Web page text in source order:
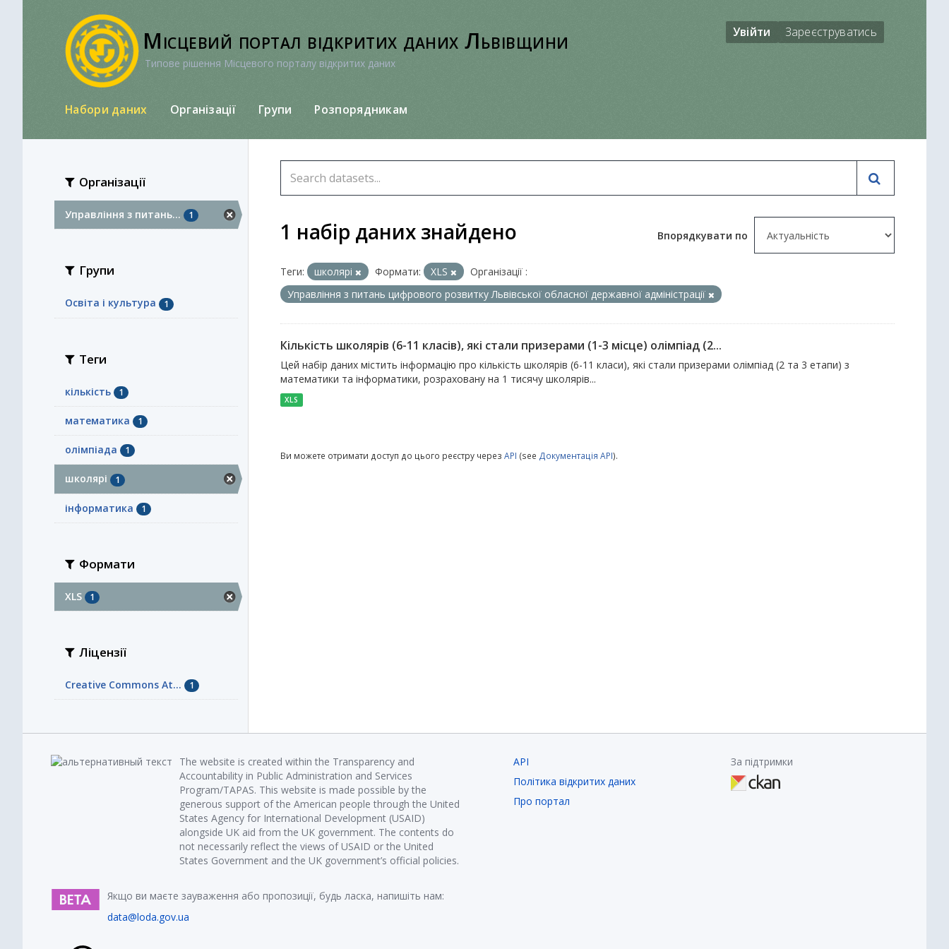
Місцевий портал відкритих даних Львівщини
Типове рішення Місцевого порталу відкритих даних
Увійти Зареєструватись
Набори даних Організації Групи Розпорядникам
Організації
Управління з питань... 1
Групи
Освіта і культура 1
Теги
кількість 1
математика 1
олімпіада 1
школярі 1
інформатика 1
Формати
XLS 1
Ліцензії
Creative Commons At... 1
Впорядкувати по
1 набір даних знайдено
Теги: школярі Формати: XLS
Організації :
Управління з питань цифрового розвитку Львівської обласної державної адміністрації
Кількість школярів (6-11 класів), які стали призерами (1-3 місце) олімпіад (2...
Цей набір даних містить інформацію про кількість школярів (6-11 класи), які стали призерами олімпіад (2 та 3 етапи) з
математики та інформатики, розраховану на 1 тисячу школярів...
XLS
Ви можете отримати доступ до цього реєстру через API (see Документація API).
The website is created within the Transparency and
Accountability in Public Administration and Services
Program/TAPAS. This website is made possible by the
generous support of the American people through the United
States Agency for International Development (USAID)
alongside UK aid from the UK government. The contents do
not necessarily reflect the views of USAID or the United
States Government and the UK government’s official policies.
Якщо ви маєте зауваження або пропозиції, будь ласка, напишіть нам:
data@loda.gov.ua
API
Політика відкритих даних
Про портал
За підтримки